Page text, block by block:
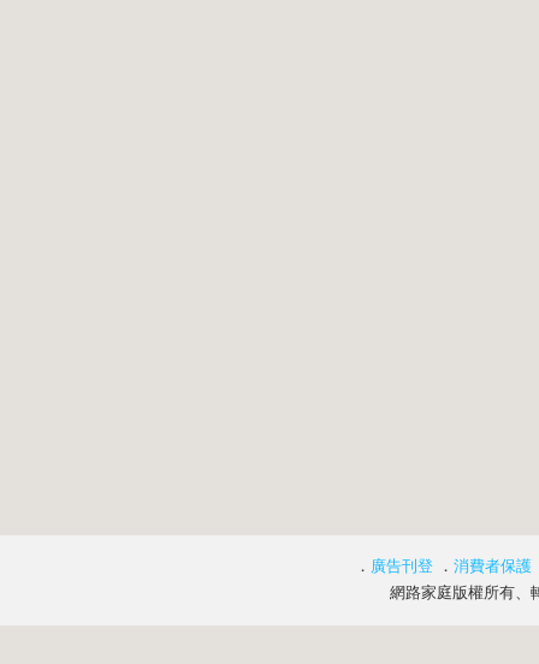
． 廣告刊登 ． 消費者保護
網路家庭版權所有、